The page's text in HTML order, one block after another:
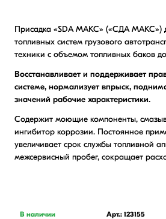
Присадка «SDA МАКС» («СДА МАКС»)
топливных систем грузового
техники с объемом топливных баков
Восстанавливает и поддерживает
системе, нормализует впрыск,
значений рабочие характеристики.
Содержит моющие компоненты,
ингибитор коррозии. Постоянное
увеличивает срок службы топливной
межсервисный пробег, сокращает
В наличии Арт.: 123155